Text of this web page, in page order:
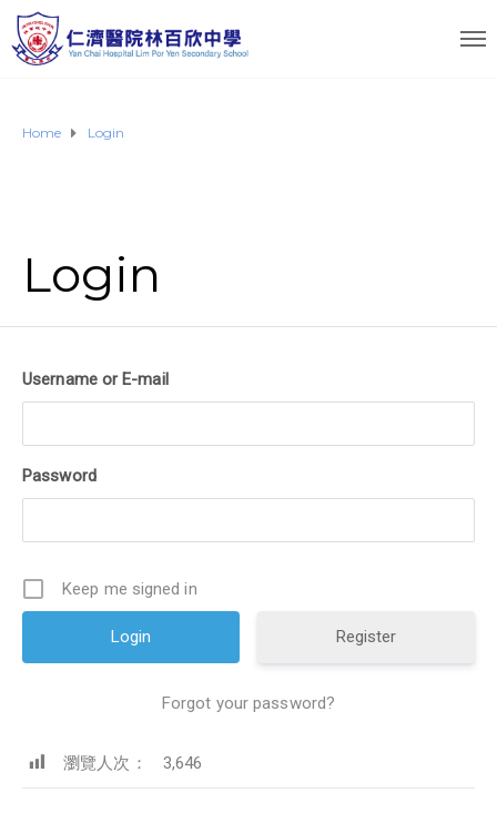
Home Login
Login
Username or E-mail
Password
Keep me signed in
Register
Forgot your password?
瀏覽人次： 3,646